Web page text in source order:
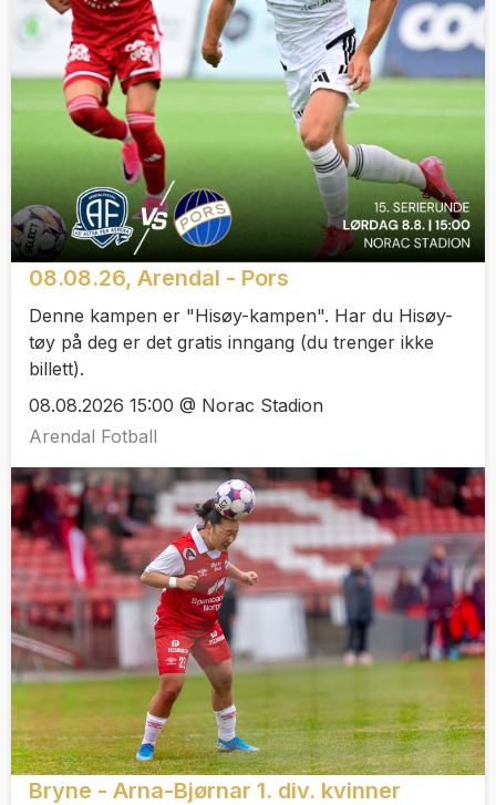
08.08.26, Arendal - Pors
Denne kampen er "Hisøy-kampen". Har du Hisøy-
tøy på deg er det gratis inngang (du trenger ikke
billett).
08.08.2026 15:00 @ Norac Stadion
Arendal Fotball
Bryne - Arna-Bjørnar 1. div. kvinner